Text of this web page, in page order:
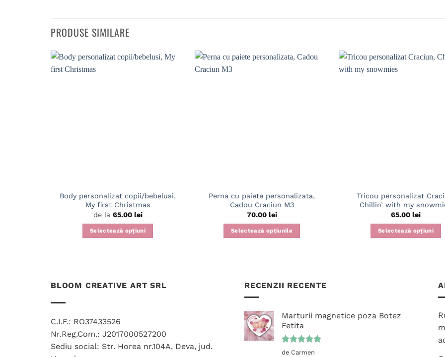
PRODUSE SIMILARE
Body personalizat copii/bebelusi,
My first Christmas
de la 65.00 lei
Selectează opțiuni
multe
pot
fi
alese
Perna cu paiete personalizata,
Cadou Craciun M3
70.00 lei
Selectează opțiunile
Tricou personalizat
Chillin’ with my
65.00 lei
Selectează opțiuni
BLOOM CREATIVE ART SRL
C.I.F.: RO37433526
Nr.Reg.Com.: J2017000527200
Sediu social: Str. Horea nr.104A, Deva, jud.
RECENZII RECENTE
Marturii magnetice poza Botez
Fetita
Evaluat la
de Carmen